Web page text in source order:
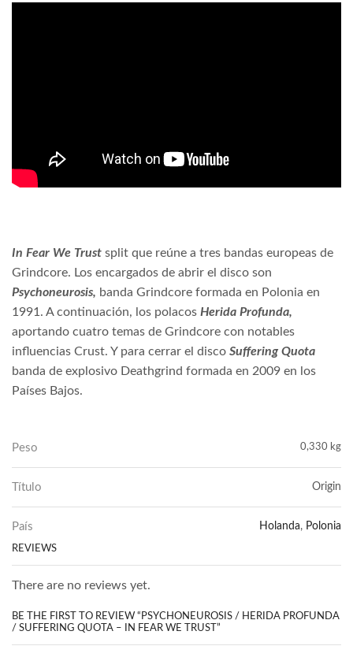
In Fear We Trust split que reúne a tres bandas europeas de
Grindcore. Los encargados de abrir el disco son
Psychoneurosis, banda Grindcore formada en Polonia en
1991. A continuación, los polacos Herida Profunda,
aportando cuatro temas de Grindcore con notables
influencias Crust. Y para cerrar el disco Suffering Quota
banda de explosivo Deathgrind formada en 2009 en los
Países Bajos.
Peso 0,330 kg
Título Origin
País Holanda, Polonia
REVIEWS
There are no reviews yet.
BE THE FIRST TO REVIEW “PSYCHONEUROSIS / HERIDA PROFUNDA
/ SUFFERING QUOTA – IN FEAR WE TRUST”